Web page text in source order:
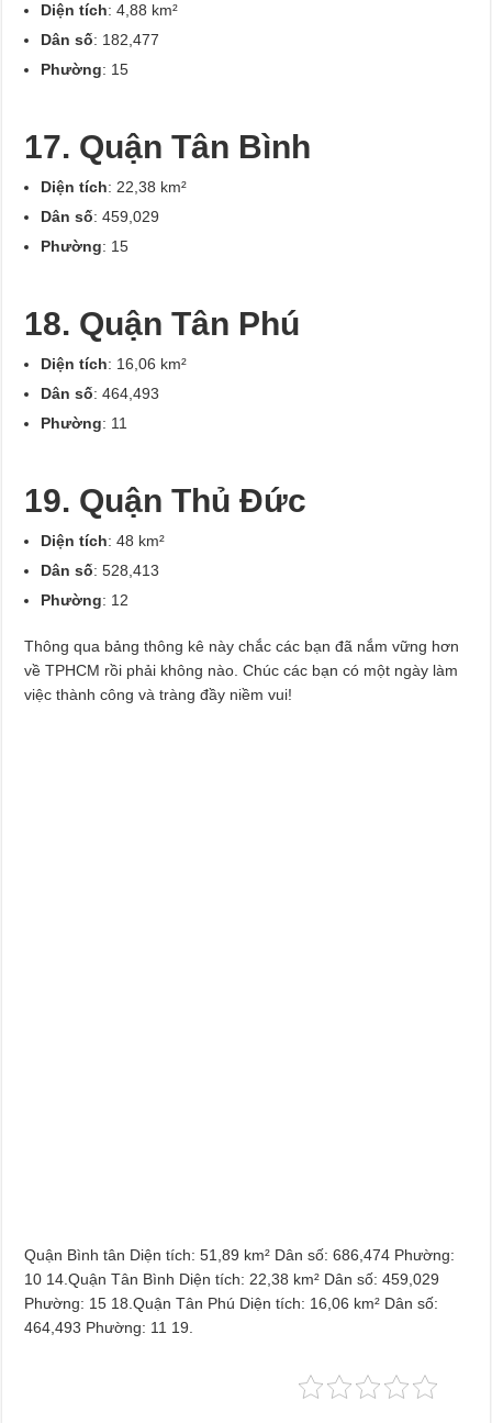
Diện tích: 4,88 km²
Dân số: 182,477
Phường: 15
17. Quận Tân Bình
Diện tích: 22,38 km²
Dân số: 459,029
Phường: 15
18. Quận Tân Phú
Diện tích: 16,06 km²
Dân số: 464,493
Phường: 11
19. Quận Thủ Đức
Diện tích: 48 km²
Dân số: 528,413
Phường: 12
Thông qua bảng thông kê này chắc các bạn đã nắm vững hơn
về TPHCM rồi phải không nào. Chúc các bạn có một ngày làm
việc thành công và tràng đầy niềm vui!
Quận Bình tân Diện tích: 51,89 km² Dân số: 686,474 Phường:
10 14.Quận Tân Bình Diện tích: 22,38 km² Dân số: 459,029
Phường: 15 18.Quận Tân Phú Diện tích: 16,06 km² Dân số:
464,493 Phường: 11 19.